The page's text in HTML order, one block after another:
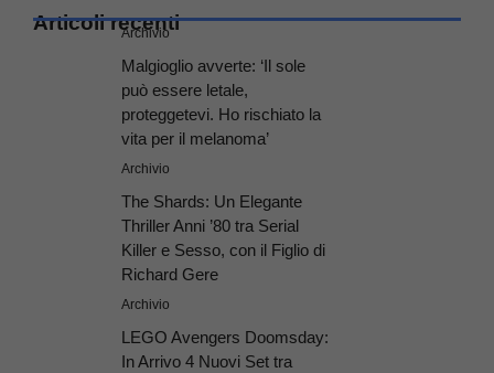
Articoli recenti
Archivio
Malgioglio avverte: ‘Il sole
può essere letale,
proteggetevi. Ho rischiato la
vita per il melanoma’
Archivio
The Shards: Un Elegante
Thriller Anni ’80 tra Serial
Killer e Sesso, con il Figlio di
Richard Gere
Archivio
LEGO Avengers Doomsday:
In Arrivo 4 Nuovi Set tra